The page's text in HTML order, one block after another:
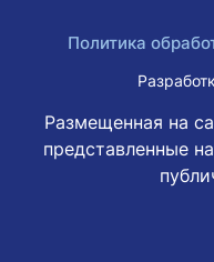
Политика
Размещенная на
представленные